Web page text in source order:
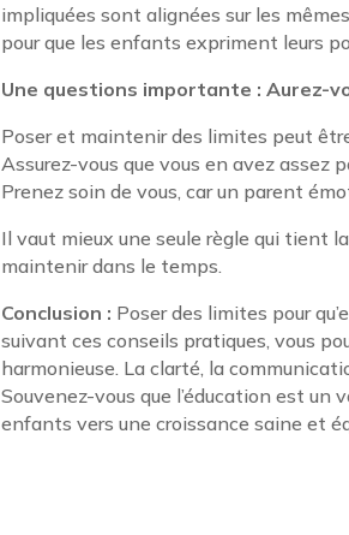
impliquées sont alignées sur les
pour que les enfants expriment leurs
Une questions importante : Aurez-
Poser et maintenir des limites peut
Assurez-vous que vous en avez assez
Prenez soin de vous, car un parent
Il vaut mieux une seule règle qui tient
maintenir dans le temps.
Conclusion : Poser des limites pour
suivant ces conseils pratiques, vous
harmonieuse. La clarté, la
Souvenez-vous que l’éducation est
enfants vers une croissance saine et